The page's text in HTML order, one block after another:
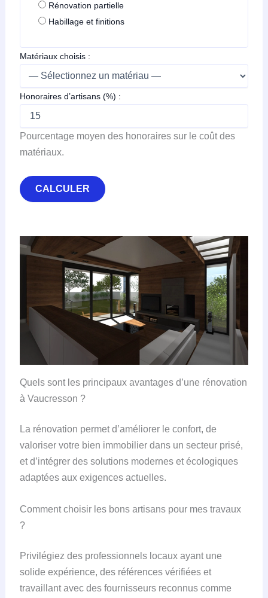
Rénovation partielle
Habillage et finitions
Matériaux choisis :
Honoraires d’artisans (%) :
Pourcentage moyen des honoraires sur le coût des
matériaux.
CALCULER
Quels sont les principaux avantages d’une rénovation
à Vaucresson ?
La rénovation permet d’améliorer le confort, de
valoriser votre bien immobilier dans un secteur prisé,
et d’intégrer des solutions modernes et écologiques
adaptées aux exigences actuelles.
Comment choisir les bons artisans pour mes travaux
?
Privilégiez des professionnels locaux ayant une
solide expérience, des références vérifiées et
travaillant avec des fournisseurs reconnus comme